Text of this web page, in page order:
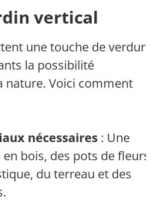
vertical
une touche de verdure
la possibilité
nature. Voici comment
nécessaires : Une
bois, des pots de fleurs
du terreau et des